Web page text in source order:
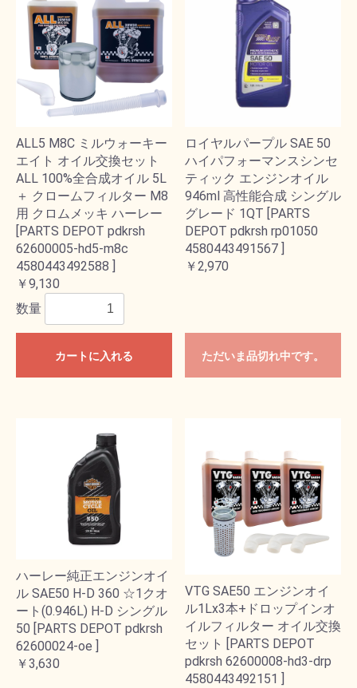
ALL5 M8C ミルウォーキー
エイト オイル交換セット
ALL 100%全合成オイル 5L
＋ クロームフィルター M8
用 クロムメッキ ハーレー
[PARTS DEPOT pdkrsh
62600005-hd5-m8c
4580443492588 ]
￥9,130
数量
カートに入れる
ロイヤルパープル SAE 50
ハイパフォーマンスシンセ
ティック エンジンオイル
946ml 高性能合成 シングル
グレード 1QT [PARTS
DEPOT pdkrsh rp01050
4580443491567 ]
￥2,970
ただいま品切れ中です。
ハーレー純正エンジンオイ
ル SAE50 H-D 360 ☆1クオ
ート(0.946L) H-D シングル
50 [PARTS DEPOT pdkrsh
62600024-oe ]
￥3,630
VTG SAE50 エンジンオイ
ル1Lx3本+ドロップインオ
イルフィルター オイル交換
セット [PARTS DEPOT
pdkrsh 62600008-hd3-drp
4580443492151 ]